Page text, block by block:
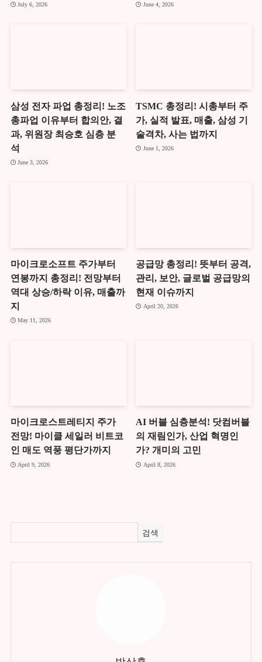
July 6, 2026 June 4, 2026
삼성 전자 파업 총정리! 노조
총파업 이유부터 합의안, 결
과, 위원장 최승호 심층 분
석
June 3, 2026
TSMC 총정리! 시총부터 주
가, 실적 발표, 매출, 삼성 기
술격차, 사는 법까지
June 1, 2026
마이크로소프트 주가부터
연봉까지 총정리! 전망부터
역대 상승/하락 이유, 매출까
지
May 11, 2026
공급망 총정리! 뜻부터 공격,
관리, 보안, 글로벌 공급망의
현재 이슈까지
April 20, 2026
마이크로스트레티지 주가
전망! 마이클 세일러 비트코
인 매도 역풍 평단가까지
April 9, 2026
AI 버블 심층분석! 닷컴버블
의 재림인가, 산업 혁명인
가? 개미의 고민
April 8, 2026
검색